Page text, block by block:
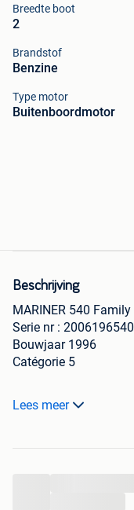
Breedte boot
2
Brandstof
Benzine
Type motor
Buitenboordmotor
Beschrijving
MARINER 540 Family
Serie nr : 2006196540
Bouwjaar 1996
Catégorie 5
Lengte : 5m40
Breedte : 2m30
Lees meer